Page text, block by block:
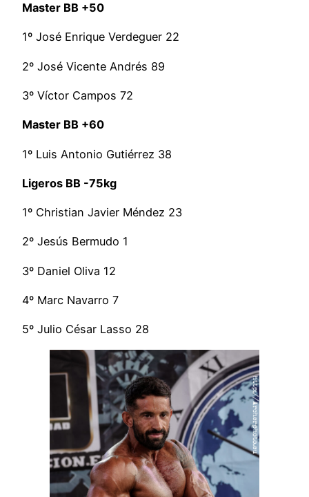
Master BB +50
1º José Enrique Verdeguer 22
2º José Vicente Andrés 89
3º Víctor Campos 72
Master BB +60
1º Luis Antonio Gutiérrez 38
Ligeros BB -75kg
1º Christian Javier Méndez 23
2º Jesús Bermudo 1
3º Daniel Oliva 12
4º Marc Navarro 7
5º Julio César Lasso 28